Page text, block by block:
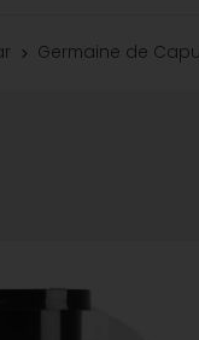
Germaine de